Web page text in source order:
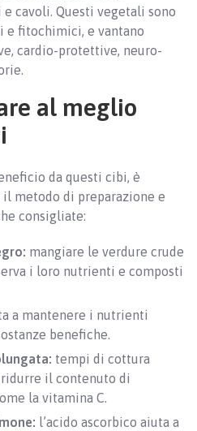
e cavoli. Questi vegetali sono
fitochimici, e vantano
cardio-protettive, neuro-
al meglio
da questi cibi, è
metodo di preparazione e
consigliate:
mangiare le verdure crude
i loro nutrienti e composti
a mantenere i nutrienti
benefiche.
tempi di cottura
il contenuto di
la vitamina C.
l’acido ascorbico aiuta a